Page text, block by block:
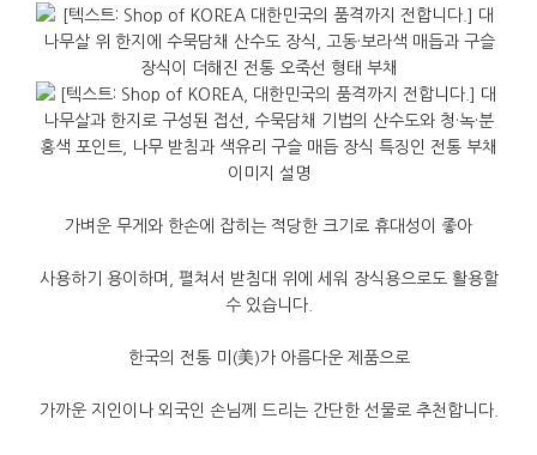
가벼운 무게와 한손에 잡히는 적당한 크기로 휴대성이 좋아
사용하기 용이하며 펼쳐서 받침대 위에 세워 장식용으로도 활용할
수 있습니다.
한국의 전통 미 (美)가 아름다운 제품으로
가까운 지인이나 외국인 손님께 드리는 간단한 선물로 추천합니다.